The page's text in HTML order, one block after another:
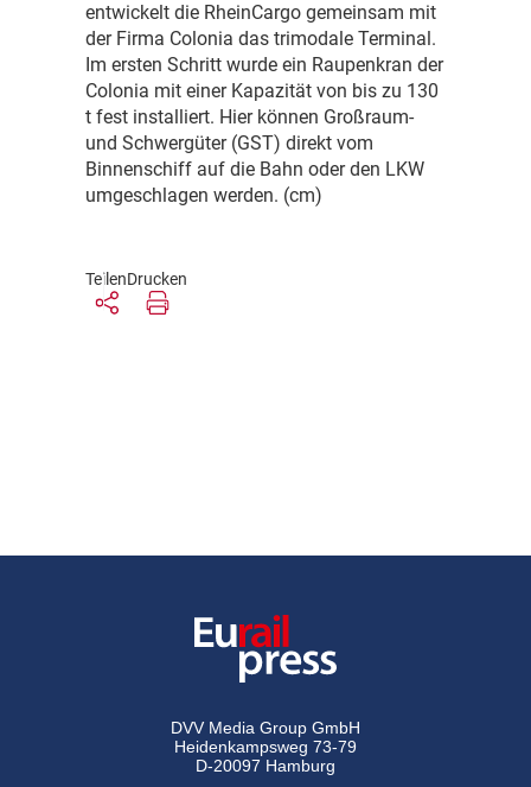
entwickelt die RheinCargo gemeinsam mit
der Firma Colonia das trimodale Terminal.
Im ersten Schritt wurde ein Raupenkran der
Colonia mit einer Kapazität von bis zu 130
t fest installiert. Hier können Großraum-
und Schwergüter (GST) direkt vom
Binnenschiff auf die Bahn oder den LKW
umgeschlagen werden. (cm)
TeilenDrucken
DVV Media Group GmbH
Heidenkampsweg 73-79
D-20097 Hamburg